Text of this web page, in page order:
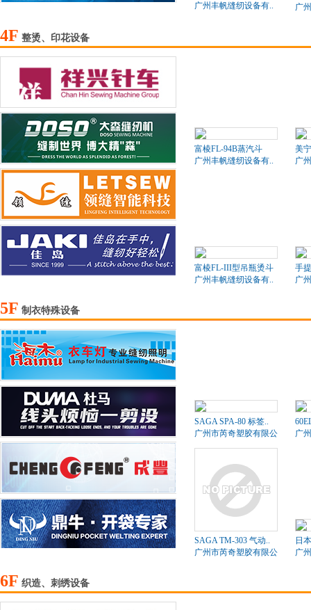
广州丰帆缝纫设备有.. 广
4F 整烫、印花设备
富棱FL-94B蒸汽斗
广州丰帆缝纫设备有..
美
广
富棱FL-III型吊瓶烫斗
广州丰帆缝纫设备有..
手提
广
5F 制衣特殊设备
SAGA SPA-80 标签..
广州市芮奇塑胶有限公司
广
SAGA TM-303 气动..
广州市芮奇塑胶有限公司
日
广
6F 织造、刺绣设备